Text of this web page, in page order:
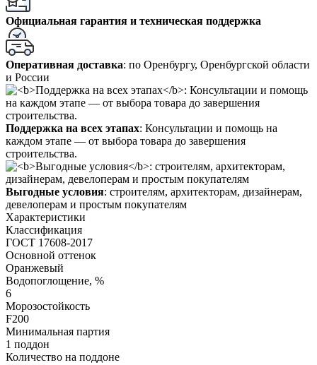
Официальная гарантия и техническая поддержка
Оперативная доставка: по Оренбургу, Оренбургской области
и России
Поддержка на всех этапах: Консультации и помощь на
каждом этапе — от выбора товара до завершения
строительства.
Выгодные условия: строителям, архитекторам, дизайнерам,
девелоперам и простым покупателям
Характеристики
Классификация
ГОСТ 17608-2017
Основной оттенок
Оранжевый
Водопоглощение, %
6
Морозостойкость
F200
Минимальная партия
1 поддон
Количество на поддоне